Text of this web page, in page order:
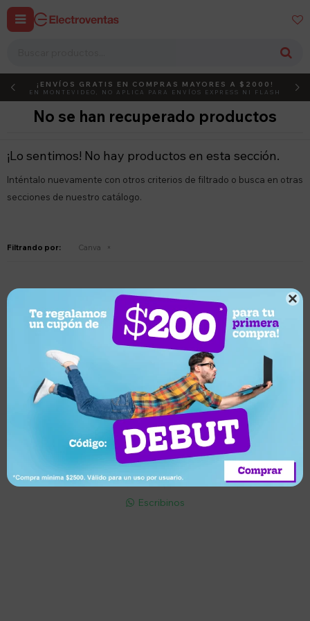

 
DEBUT ACTIVÁ EL CÓDIGO
¡ENVÍOS GRATIS EN COMPRAS MAYORES A $2000!
EN MONTEVIDEO, NO APLICA PARA ENVÍOS EXPRESS NI FLASH
No se han recuperado productos
¡Lo sentimos! No hay productos en esta sección.
Inténtalo nuevamente con otros criterios de filtrado o busca en otras
secciones de nuestro catálogo.
Filtrando por: Canva
Suscríbete a nuestro newsletter
Recibí ofertas, novedades y más
 Soriano 932 Esq. Convención
Lunes a Viernes 9:30 a 19:00 / Sábados 9:30 a 14:00
 095 772 214 (Whatsapp - Solo Mensajes)
 Escribinos